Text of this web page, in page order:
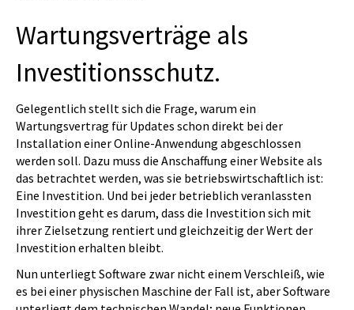
Wartungsverträge als
Investitionsschutz.
Gelegentlich stellt sich die Frage, warum ein
Wartungsvertrag für Updates schon direkt bei der
Installation einer Online-Anwendung abgeschlossen
werden soll. Dazu muss die Anschaffung einer Website als
das betrachtet werden, was sie betriebswirtschaftlich ist:
Eine Investition. Und bei jeder betrieblich veranlassten
Investition geht es darum, dass die Investition sich mit
ihrer Zielsetzung rentiert und gleichzeitig der Wert der
Investition erhalten bleibt.
Nun unterliegt Software zwar nicht einem Verschleiß, wie
es bei einer physischen Maschine der Fall ist, aber Software